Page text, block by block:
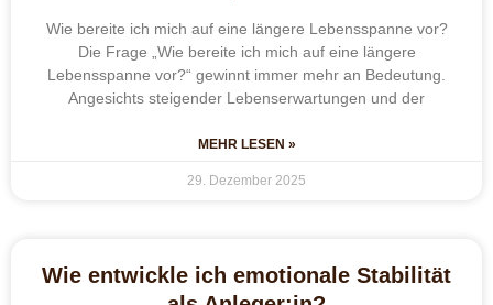
Wie bereite ich mich auf eine längere Lebensspanne vor?
Die Frage „Wie bereite ich mich auf eine längere
Lebensspanne vor?“ gewinnt immer mehr an Bedeutung.
Angesichts steigender Lebenserwartungen und der
MEHR LESEN »
29. Dezember 2025
Wie entwickle ich emotionale Stabilität